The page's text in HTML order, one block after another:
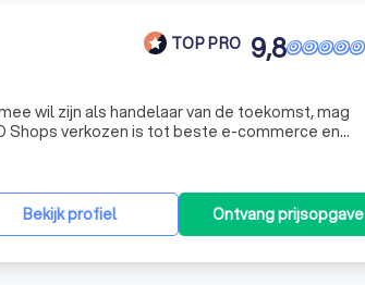
TOP PRO 9,8
wil zijn als handelaar van de toekomst, mag
Shops verkozen is tot beste e-commerce en
Bekijk profiel
Ontvang prijsopgave